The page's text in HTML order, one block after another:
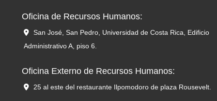
Oficina de Recursos Humanos:
San José, San Pedro, Universidad de Costa Rica, Edificio
Administrativo A, piso 6.
Oficina Externo de Recursos Humanos:
25 al este del restaurante Ilpomodoro de plaza Rousevelt.